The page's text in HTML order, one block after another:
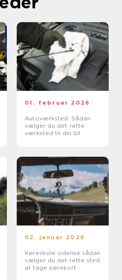
01. februar 2026
Autoværksted: Sådan
vælger du det rette
værksted til din bil
02. januar 2026
Køreskole odense sådan
vælger du det rette sted
at tage kørekort